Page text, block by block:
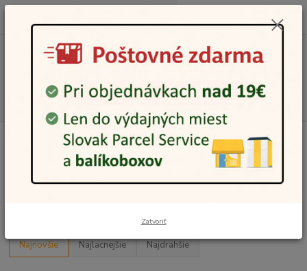
Menu
Hľadať
12:00-14:00
za0,00 €
Vianoce Vianočné ozdoby na stromček Led reťaze na stromček
Led reťaze na stromček
Najnovšie Najlacnejšie Najdrahšie
Zatvoriť